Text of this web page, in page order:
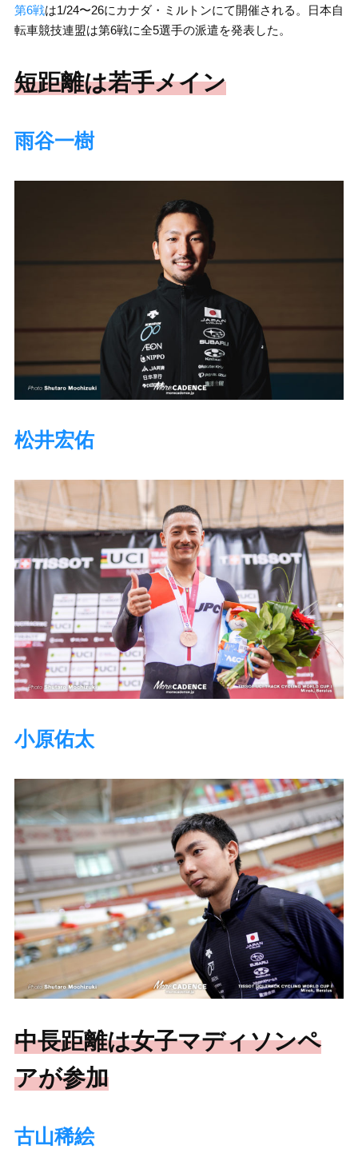
第6戦は1/24〜26にカナダ・ミルトンにて開催される。日本自
転車競技連盟は第6戦に全5選手の派遣を発表した。
短距離は若手メイン
雨谷一樹
松井宏佑
小原佑太
中長距離は女子マディソンペ
アが参加
古山稀絵